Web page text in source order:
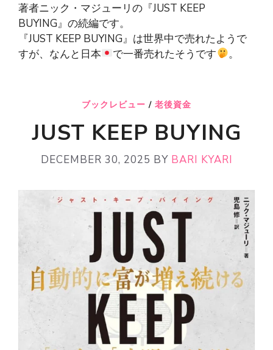
著者ニック・マジューリの『JUST KEEP
BUYING』の続編です。
『JUST KEEP BUYING』は世界中で売れたようで
すが、なんと日本
で一番売れたそうです 。
ブックレビュー / 老後資金
JUST KEEP BUYING
DECEMBER 30, 2025 BY BARI KYARI